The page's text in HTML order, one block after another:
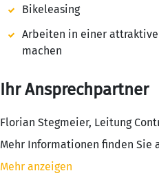
Bikeleasing
Arbeiten in einer
machen
Ihr Ansprechpartner
Florian Stegmeier, Leitung
Mehr Informationen finden Sie
Mehr anzeigen